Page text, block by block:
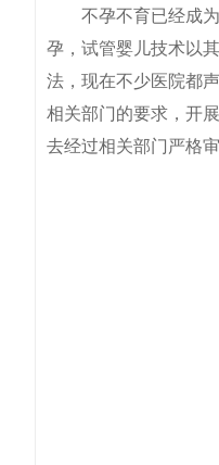
不孕不育已经成为
孕，试管婴儿技术以
法，现在不少医院都
相关部门的要求，开
去经过相关部门严格